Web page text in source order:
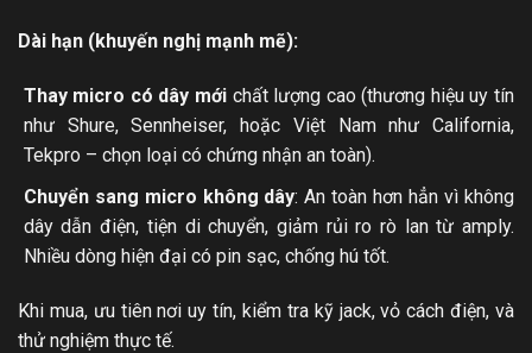
Dài hạn (khuyến nghị mạnh mẽ):
Thay micro có dây mới chất lượng cao (thương hiệu uy tín
như Shure, Sennheiser, hoặc Việt Nam như California,
Tekpro – chọn loại có chứng nhận an toàn).
Chuyển sang micro không dây: An toàn hơn hẳn vì không
dây dẫn điện, tiện di chuyển, giảm rủi ro rò lan từ amply.
Nhiều dòng hiện đại có pin sạc, chống hú tốt.
Khi mua, ưu tiên nơi uy tín, kiểm tra kỹ jack, vỏ cách điện, và
thử nghiệm thực tế.